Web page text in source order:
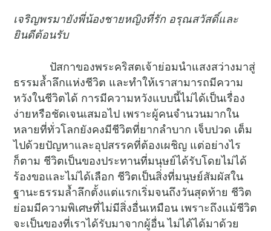
เจริญพรมายังพี่น้องชายหญิงที่รัก อรุณสวัสดิ์และ
ยินดีต้อนรับ
ปัสกาของพระคริสตเจ้าย่อมนำแสงสว่างมาสู่
ธรรมล้ำลึกแห่งชีวิต และทำให้เราสามารถมีความ
หวังในชีวิตได้ การมีความหวังแบบนี้ไม่ได้เป็นเรื่อง
ง่ายหรือชัดเจนเสมอไป เพราะผู้คนจำนวนมากใน
หลายที่ทั่วโลกยังคงมีชีวิตที่ยากลำบาก เจ็บปวด เต็ม
ไปด้วยปัญหาและอุปสรรคที่ต้องเผชิญ แต่อย่างไร
ก็ตาม ชีวิตเป็นของประทานที่มนุษย์ได้รับโดยไม่ได้
ร้องขอและไม่ได้เลือก ชีวิตเป็นสิ่งที่มนุษย์สัมผัสใน
ฐานะธรรมล้ำลึกตั้งแต่แรกเริ่มจนถึงวันสุดท้าย ชีวิต
ย่อมมีความพิเศษที่ไม่มีสิ่งอื่นเหมือน เพราะถึงแม้ชีวิต
จะเป็นของที่เราได้รับมาจากผู้อื่น ไม่ได้ได้มาด้วย